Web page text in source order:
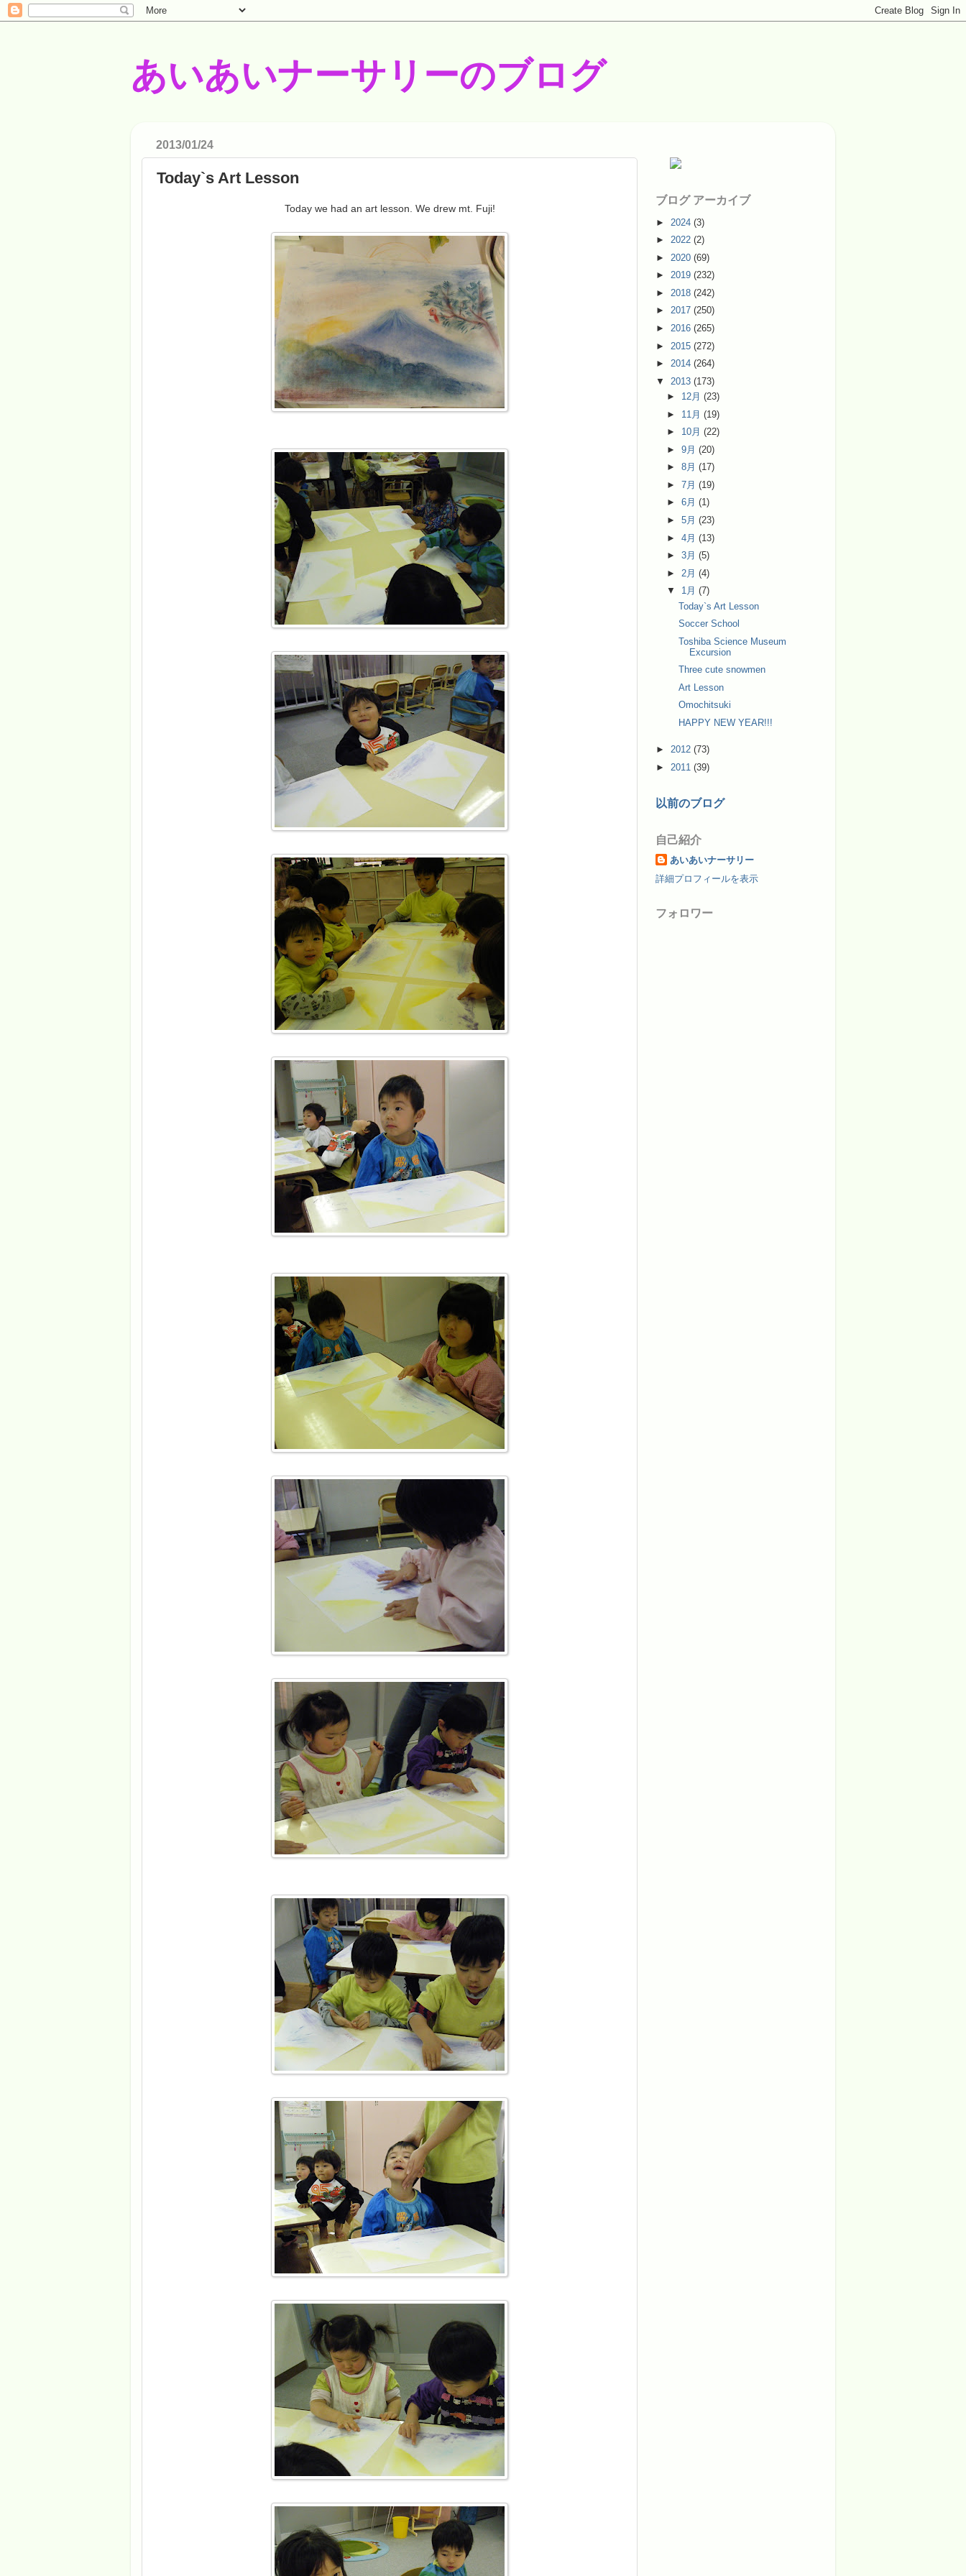
あいあいナーサリーのブログ
2013/01/24
Today`s Art Lesson
Today we had an art lesson. We drew mt. Fuji!
ブログ アーカイブ
► 2024 (3)
► 2022 (2)
► 2020 (69)
► 2019 (232)
► 2018 (242)
► 2017 (250)
► 2016 (265)
► 2015 (272)
► 2014 (264)
▼ 2013 (173)
► 12月(23)
► 11月(19)
► 10月(22)
►9月(20)
►8月(17)
►7月(19)
►6月(1)
►5月(23)
►4月(13)
►3月(5)
► 2月(4)
▼ 1月(7)
Today`s Art Lesson
Soccer School
Toshiba Science Museum
Excursion
Three cute snowmen
Art Lesson
Omochitsuki
HAPPY NEW YEAR!!!
► 2012 (73)
► 2011 (39)
以前のブログ
自己紹介
あいあいナーサリー
詳細プロフィールを表示
フォロワー